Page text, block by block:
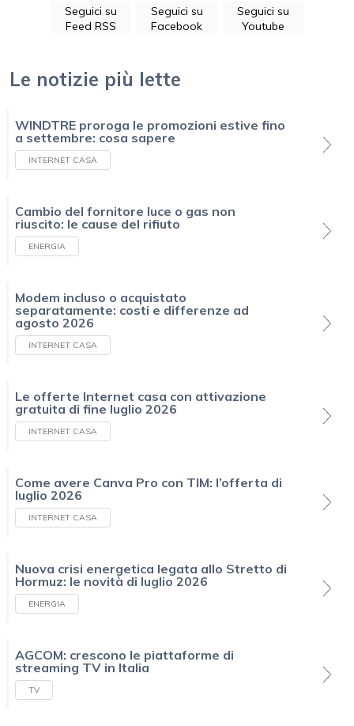
Seguici su
Feed RSS
Seguici su
Facebook
Seguici su
Youtube
Le notizie più lette
WINDTRE proroga le promozioni estive fino
a settembre: cosa sapere
INTERNET CASA
Cambio del fornitore luce o gas non
riuscito: le cause del rifiuto
ENERGIA
Modem incluso o acquistato
separatamente: costi e differenze ad
agosto 2026
INTERNET CASA
Le offerte Internet casa con attivazione
gratuita di fine luglio 2026
INTERNET CASA
Come avere Canva Pro con TIM: l’offerta di
luglio 2026
INTERNET CASA
Nuova crisi energetica legata allo Stretto di
Hormuz: le novità di luglio 2026
ENERGIA
AGCOM: crescono le piattaforme di
streaming TV in Italia
TV